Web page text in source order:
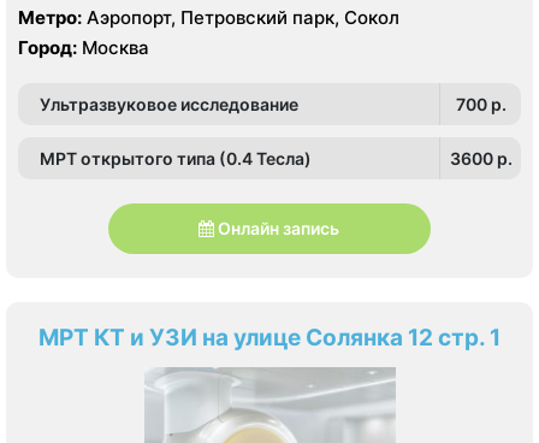
Метро: Аэропорт, Петровский парк, Сокол
Город: Москва
Ультразвуковое исследование 700 p.
МРТ открытого типа (0.4 Тесла) 3600 p.
Онлайн запись
МРТ КТ и УЗИ на улице Солянка 12 стр. 1